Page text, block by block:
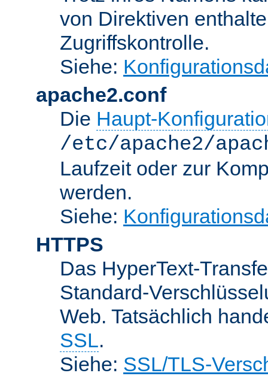
von Direktiven
Zugriffskontrolle.
Siehe:
apache2.conf
Die Haupt-
/etc/apache2/
Laufzeit oder zur
werden.
Siehe:
HTTPS
Das HyperText-
Standard-
Web. Tatsächlich
SSL.
Siehe: SSL/TLS-